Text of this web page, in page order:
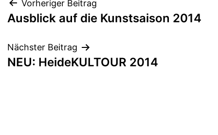
Beitragsnavigation
Vorheriger Beitrag
Ausblick auf die Kunstsaison 2014
Nächster Beitrag
NEU: HeideKULTOUR 2014